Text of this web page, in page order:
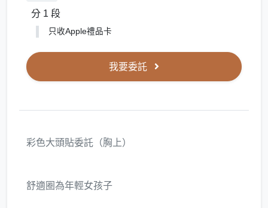
分 1 段
只收Apple禮品卡
我要委託
彩色大頭貼委託（胸上）
舒適圈為年輕女孩子